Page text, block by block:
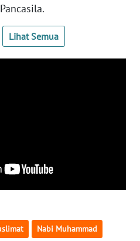
Lihat Semua
Nabi Muhammad